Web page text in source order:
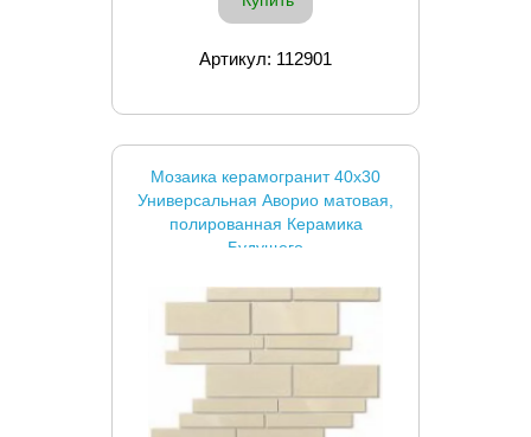
Артикул: 112901
Мозаика керамогранит 40x30
Универсальная Аворио матовая,
полированная Керамика
Будущего